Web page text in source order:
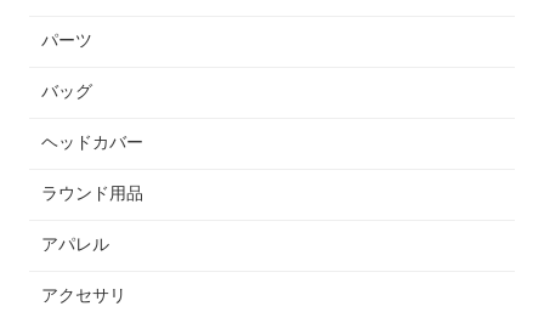
パーツ
バッグ
ヘッドカバー
ラウンド用品
アパレル
アクセサリ